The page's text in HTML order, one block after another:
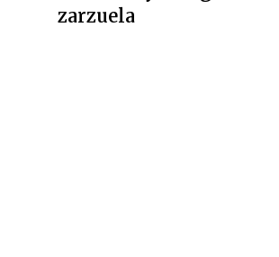
zarzuela